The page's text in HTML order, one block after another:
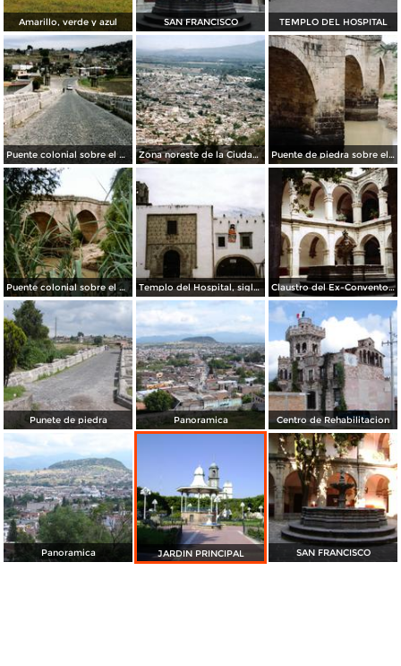
Amarillo, verde y azul SAN FRANCISCO TEMPLO DEL HOSPITAL
Puente colonial sobre el Río Lerma. Acámbaro, Gto. 2007 Zona noreste de la Ciudad de Acámbaro, Guanajuato Puente de piedra sobre el Río Lerma. Acámbaro, Guanajuato
Puente colonial sobre el Río Lerma. Acámbaro, Guanajuato Templo del Hospital, siglo XVI. Acámbaro, Guanajuato Claustro del Ex-Convento de San Francisco. Siglo XVII. Acámbaro, Guanajuato
Punete de piedra Panoramica Centro de Rehabilitacion
Panoramica JARDIN PRINCIPAL SAN FRANCISCO